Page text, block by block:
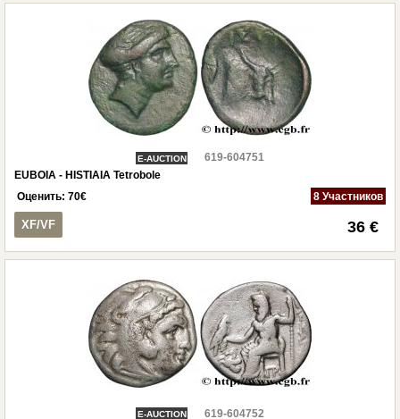
E-AUCTION
619-604751
EUBOIA - HISTIAIA Tetrobole
Оценить: 70€ 8 Участников
XF/VF 36 €
E-AUCTION 619-604752